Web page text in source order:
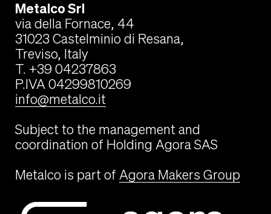
Metalco Srl
via della Fornace, 44
31023 Castelminio di Resana,
Treviso, Italy
T. +39 04237863
P.IVA 04299810269
info@metalco.it
Subject to the management and
coordination of Holding Agora SAS
Metalco is part of Agora Makers Group